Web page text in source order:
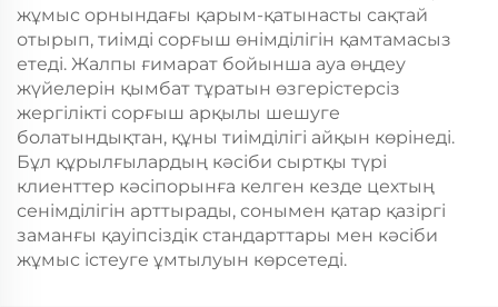
жұмыс орнындағы қарым-қатынасты сақтай
отырып, тиімді сорғыш өнімділігін қамтамасыз
етеді. Жалпы ғимарат бойынша ауа өңдеу
жүйелерін қымбат тұратын өзгерістерсіз
жергілікті сорғыш арқылы шешуге
болатындықтан, құны тиімділігі айқын көрінеді.
Бұл құрылғылардың кәсіби сыртқы түрі
клиенттер кәсіпорынға келген кезде цехтың
сенімділігін арттырады, сонымен қатар қазіргі
заманғы қауіпсіздік стандарттары мен кәсіби
жұмыс істеуге ұмтылуын көрсетеді.